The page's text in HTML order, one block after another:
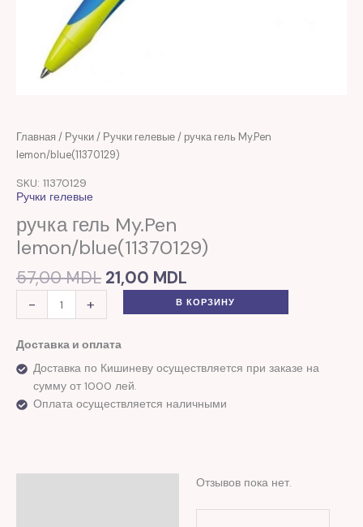
Главная / Ручки/ Ручки гелевые/ ручка гель My.Pen
lemon/blue(11370129)
SKU: 11370129
Ручки гелевые
ручка гель My.Pen
lemon/blue(11370129)
57,00MDL
Первоначальная
цена
21,00 MDL
Текущая
-
Количество
товара
гель
My.Pen
lemon/blue(11370129)
+ В КОРЗИНУ
Доставка и оплата
Доставка по Кишиневу осуществляется при заказе на
сумму от 1000 лей.
Оплата осуществляется наличными
Отзывов пока нет.